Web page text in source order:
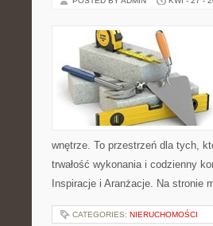
wnętrze. To przestrzeń dla tych,
trwałość wykonania i codzienny
Inspiracje i Aranżacje. Na stronie
CATEGORIES: NIERUCHOMOŚCI